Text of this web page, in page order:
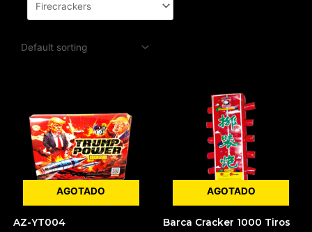
AGOTADO
AZ-YT004
AGOTADO
Barca Cracker 1000 Tiros